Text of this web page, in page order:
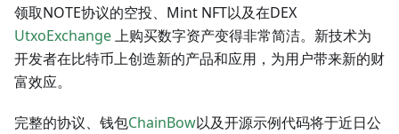
领取NOTE协议的空投、Mint NFT以及在DEX
UtxoExchange上购买数字资产变得非常简洁。新技术为
开发者在比特币上创造新的产品和应用，为用户带来新的财
富效应。
完整的协议、钱包ChainBow以及开源示例代码将于近日公